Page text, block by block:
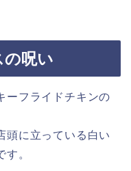
の呪い
ーフライドチキンの
頭に立っている白い
。